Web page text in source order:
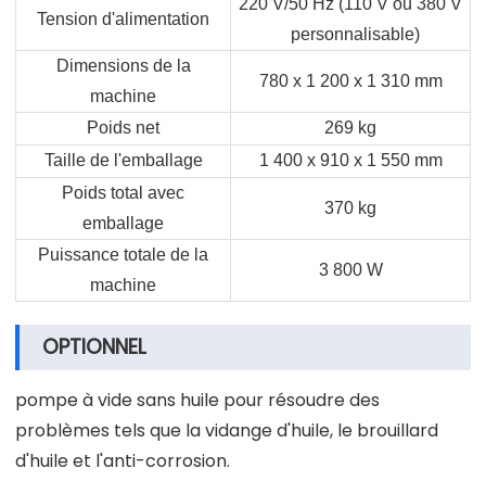
Tension d'alimentation
220 V/50 Hz (110 V ou 380 V
personnalisable)
Dimensions de la
machine
780 x 1 200 x 1 310 mm
Poids net
269 kg
Taille de l'emballage
1 400 x 910 x 1 550 mm
Poids total avec
emballage
370 kg
Puissance totale de la
machine
3 800 W
OPTIONNEL
pompe à vide sans huile pour résoudre des
problèmes tels que la vidange d'huile, le brouillard
d'huile et l'anti-corrosion.